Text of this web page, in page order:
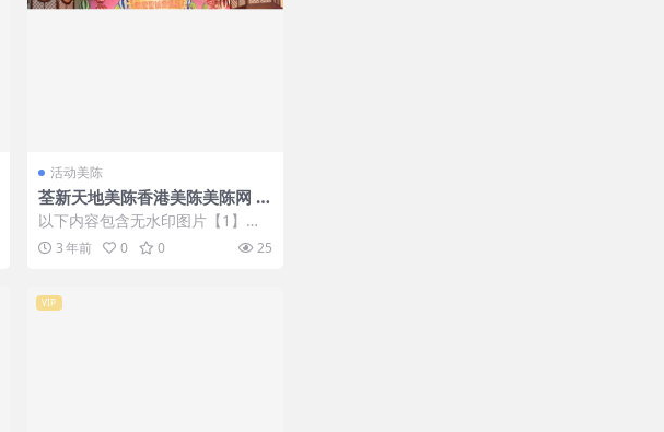
活动美陈
荃新天地美陈香港美陈美陈网 (4
0)
以下内容包含无水印图片【1】张
，开通会员无障碍浏览 开通VIP会
员 3 年前 0 0 25
VIP